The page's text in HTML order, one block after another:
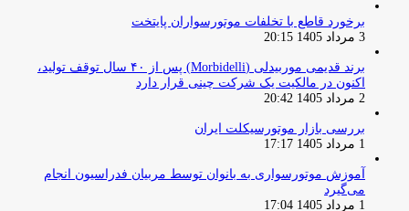
برخورد قاطع با تخلفات موتورسواران پایتخت
3 مرداد 1405 20:15
برند قدیمی موربیدلی (Morbidelli) پس از ۴۰ سال توقف تولید،
اکنون در مالکیت یک شرکت چینی قرار دارد
2 مرداد 1405 20:42
بررسی بازار موتورسیکلت ایران
1 مرداد 1405 17:17
آموزش موتورسواری به بانوان توسط مربیان فدراسیون انجام
می‌گیرد
1 مرداد 1405 17:04